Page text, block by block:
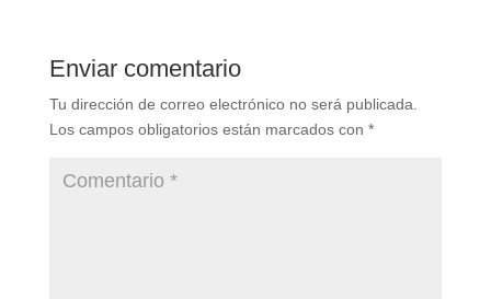
Enviar comentario
Tu dirección de correo electrónico no será publicada.
Los campos obligatorios están marcados con *